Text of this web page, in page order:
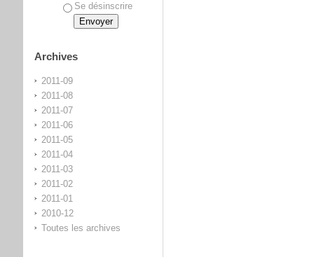
Se désinscrire
Archives
2011-09
2011-08
2011-07
2011-06
2011-05
2011-04
2011-03
2011-02
2011-01
2010-12
Toutes les archives